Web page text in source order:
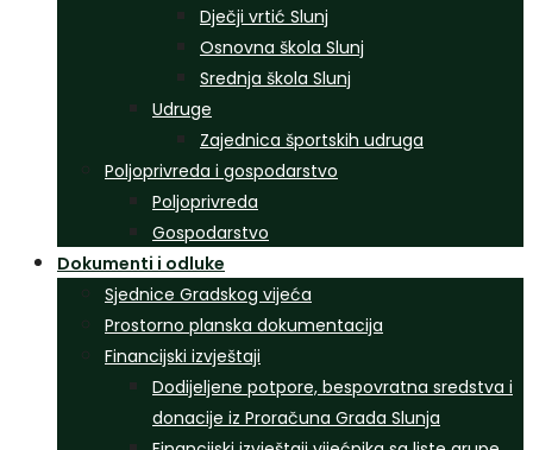
Dječji vrtić Slunj
Osnovna škola Slunj
Srednja škola Slunj
Udruge
Zajednica športskih udruga
Poljoprivreda i gospodarstvo
Poljoprivreda
Gospodarstvo
Dokumenti i odluke
Sjednice Gradskog vijeća
Prostorno planska dokumentacija
Financijski izvještaji
Dodijeljene potpore, bespovratna sredstva i
donacije iz Proračuna Grada Slunja